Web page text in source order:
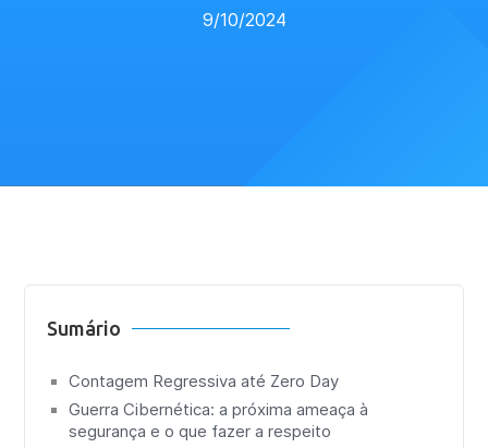
9/10/2024
Sumário
Contagem Regressiva até Zero Day
Guerra Cibernética: a próxima ameaça à
segurança e o que fazer a respeito